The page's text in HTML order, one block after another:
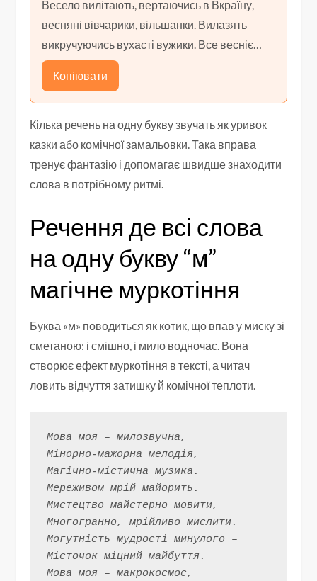
Весело вилітають, вертаючись в Вкраїну,
весняні вівчарики, вільшанки. Вилазять
викручуючись вухасті вужики. Все весніє…
Копіювати
Кілька речень на одну букву звучать як уривок
казки або комічної замальовки. Така вправа
тренує фантазію і допомагає швидше знаходити
слова в потрібному ритмі.
Речення де всі слова
на одну букву “м”
магічне муркотіння
Буква «м» поводиться як котик, що впав у миску зі
сметаною: і смішно, і мило водночас. Вона
створює ефект муркотіння в тексті, а читач
ловить відчуття затишку й комічної теплоти.
Мова моя – милозвучна,
Мінорно-мажорна мелодія,
Магічно-містична музика.
Мереживом мрій майорить.
Мистецтво майстерно мовити,
Многогранно, мрійливо мислити.
Могутність мудрості минулого –
Місточок міцний майбуття.
Мова моя – макрокосмос,